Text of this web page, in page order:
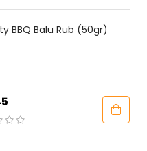
Balu Rub (50gr)